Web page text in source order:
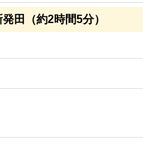
田（約2時間5分）